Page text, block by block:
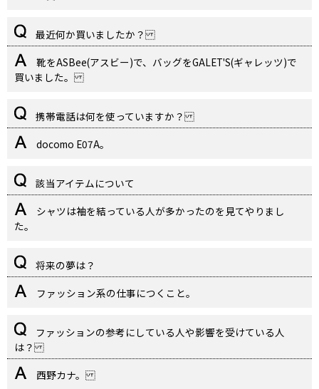
最近何か買いましたか？
靴をASBee(アスビー)で、バッグをGALET'S(ギャレッツ)で
買いました。
携帯電話は何を使っていますか？
docomo E07A。
該当アイテムについて
シャツは袖を結っている人が多かったのを見てやりまし
た。
将来の夢は？
ファッション系の仕事につくこと。
ファッションの参考にしている人や影響を受けている人
は？
西野カナ。